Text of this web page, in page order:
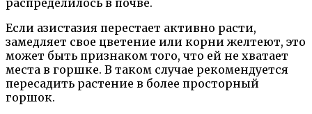
Если азистазия перестает активно расти,
замедляет свое цветение или корни желтеют, это
может быть признаком того, что ей не хватает
места в горшке. В таком случае рекомендуется
пересадить растение в более просторный
горшок.